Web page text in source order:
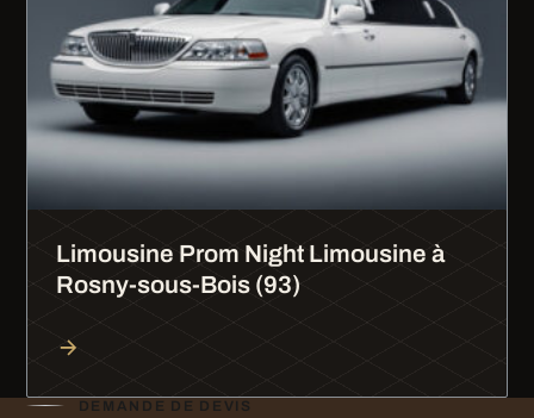
Limousine Prom Night Limousine à
Rosny-sous-Bois (93)
DEMANDE DE DEVIS